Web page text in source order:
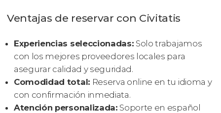
Ventajas de reservar con Civitatis
Experiencias seleccionadas: Solo trabajamos
con los mejores proveedores locales para
asegurar calidad y seguridad.
Comodidad total: Reserva online en tu idioma y
con confirmación inmediata.
Atención personalizada: Soporte en español